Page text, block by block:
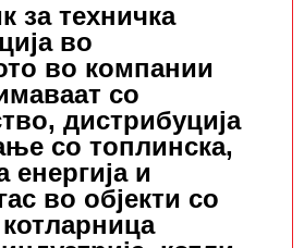
за техничка
во
во компании
со
дистрибуција
со топлинска,
енергија и
во објекти со